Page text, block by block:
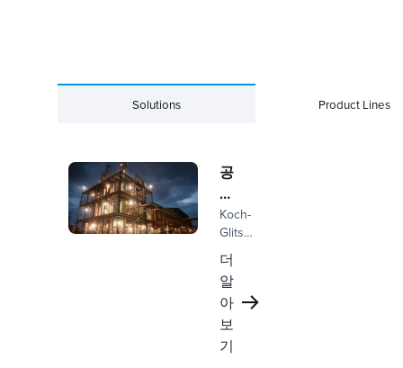
Solutions Product Lines
공
정
공
장
솔
루
션
Koch-
Glitsch
의
Montz
공정
플랜트
솔루션
은 첨
단 증
더
알
아
보
기